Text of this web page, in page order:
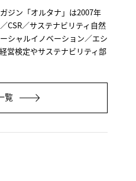
ジン「オルタナ」は2007年
CSR／サステナビリティ自然
シャルイノベーション／エシ
営検定やサステナビリティ部
覧